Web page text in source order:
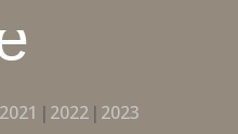
2021 2022 2023